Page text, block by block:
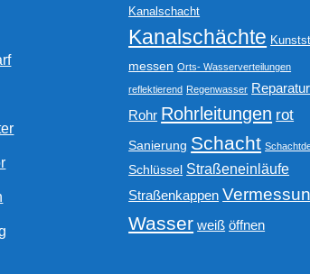
Kanalschacht
Kanalschächte
messen Orts- Wasserverteilungen
reflektierend Regenwasser Reparatur
Rohr Rohrleitungen rot
Sanierung Schacht
Schlüssel Straßeneinläufe
Straßenkappen
Wasser weiß öffnen